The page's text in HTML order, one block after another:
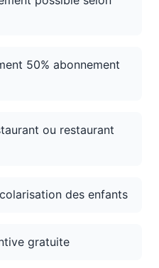
50% abonnement
ou restaurant
des enfants
gratuite